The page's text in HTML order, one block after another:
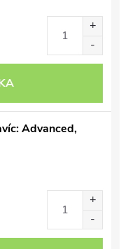
Advanced,